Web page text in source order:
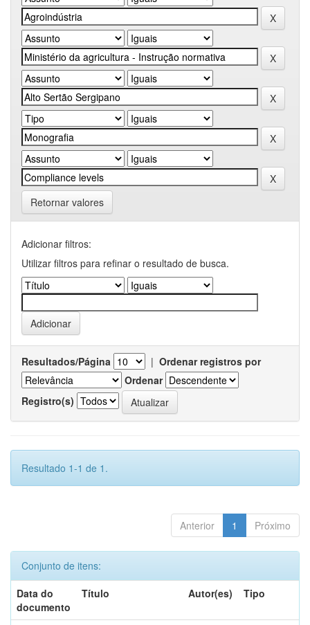
Retornar valores
Adicionar filtros:
Utilizar filtros para refinar o resultado de busca.
Resultados/Página | Ordenar registros por
Ordenar
Registro(s)
Resultado 1-1 de 1.
Anterior 1 Próximo
Conjunto de itens:
Data do
documento
Título Autor(es) Tipo